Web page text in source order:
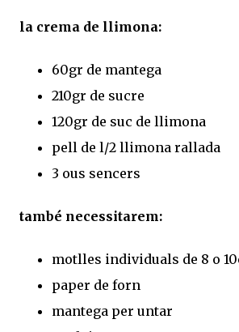
la crema de llimona:
60gr de mantega
210gr de sucre
120gr de suc de llimona
pell de l/2 llimona rallada
3 ous sencers
també necessitarem:
motlles individuals de 8 o
paper de forn
mantega per untar